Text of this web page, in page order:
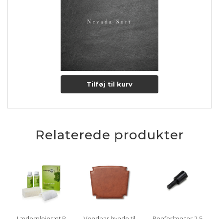
Tilføj til kurv
Relaterede produkter